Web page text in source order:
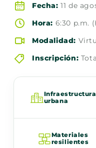
Fecha: 11 de
Hora: 6:30 p.m.
Modalidad:
Inscripción:
Infraestructura
urbana
Materiales
resilientes